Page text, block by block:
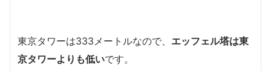
東京タワーは333メートルなので、 エッフェル塔は東
京タワーよりも低いです。